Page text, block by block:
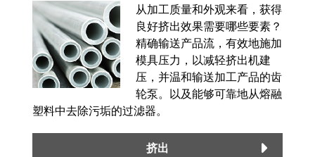
从加工质量和外观来看，获得
良好挤出效果需要哪些要素？
精确输送产品流，有效地施加
模具压力，以减轻挤出机建
压，并温和输送加工产品的齿
轮泵。以及能够可靠地从熔融
塑料中去除污垢的过滤器。
挤出